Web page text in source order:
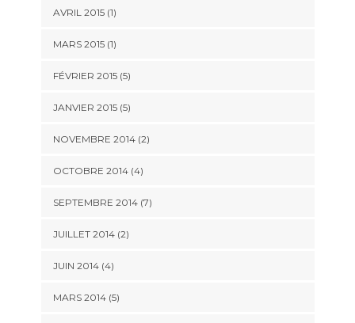
AVRIL 2015 (1)
MARS 2015 (1)
FÉVRIER 2015 (5)
JANVIER 2015 (5)
NOVEMBRE 2014 (2)
OCTOBRE 2014 (4)
SEPTEMBRE 2014 (7)
JUILLET 2014 (2)
JUIN 2014 (4)
MARS 2014 (5)